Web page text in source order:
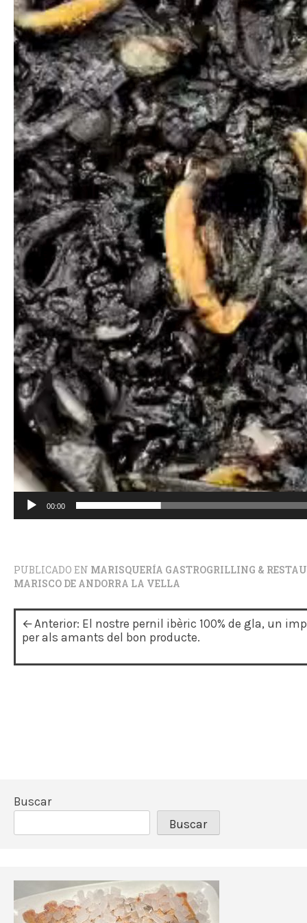
00:00
PUBLICADO EN MARISQUERÍA GASTROGRILLING &
MARISCO DE ANDORRA LA VELLA
N
a
v
ó
n
e
e
Anterior: El nostre pernil ibèric 100% de gla, un
per als amants del bon producte.
Buscar
Buscar